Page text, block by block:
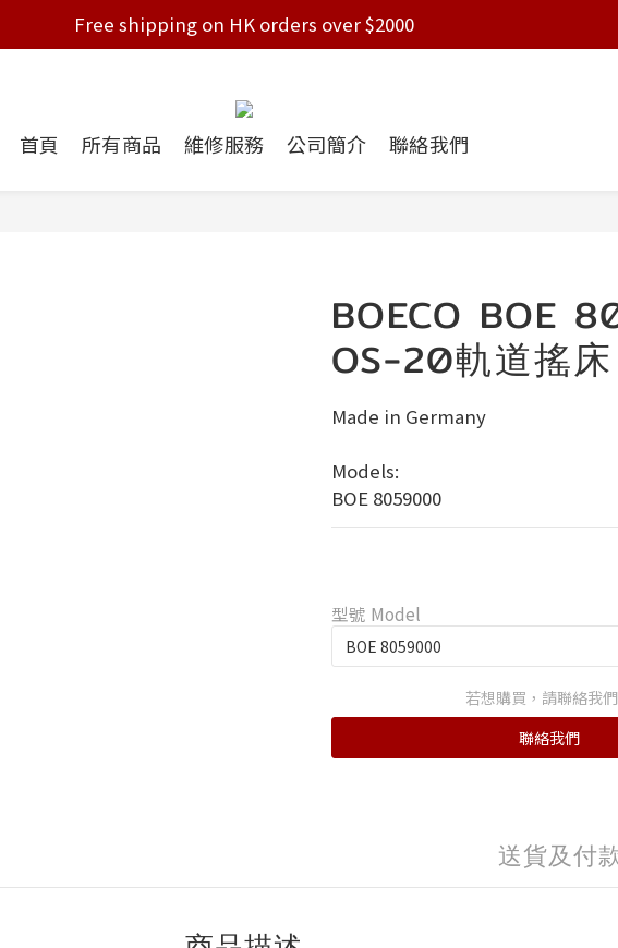
Free shipping on HK orders over $2000
Free shipping on HK orders over $2000
Free shipping on HK orders over $2000
首頁 所有商品 維修服務 公司簡介 聯絡我們
BOECO BOE
OS-20軌道搖床
Made in Germany
Models:
BOE 8059000
型號 Model
若想購買，請聯絡我們
聯絡我們
送貨及付